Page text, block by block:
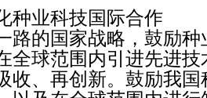
种业科技国际合作
路的国家战略，鼓励
全球范围内引进先进
收、再创新。鼓励我